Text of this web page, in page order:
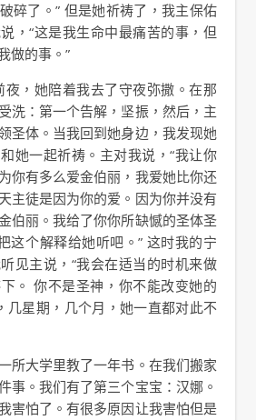
碎了。” 但是她祈祷了，我主保佑
，“这是我生命中最痛苦的事，但
做的事。”
，她陪着我去了守夜弥撒。在那
洗：第一个告解，坚振，然后，主
圣体。当我回到她身边，我发现她
她一起祈祷。主对我说，“我让你
你有多么爱金伯丽，我爱她比你还
主徒是因为你的爱。因为你并没有
伯丽。我给了你你所缺憾的圣体圣
这个解释给她听吧。” 这时我的宁
见主说，“我会在适当的时机来做
。 你不是圣神，你不能改变她的
几星期，几个月，她一直都对此不
所大学里教了一年书。在我们搬家
事。我们有了第三个宝宝：汉娜。
害怕了。有很多原因让我害怕但是